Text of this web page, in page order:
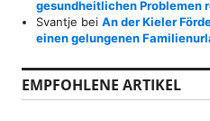
gesundheitlichen Problemen
Svantje beiAn der Kieler
einen gelungenen
EMPFOHLENE ARTIKEL